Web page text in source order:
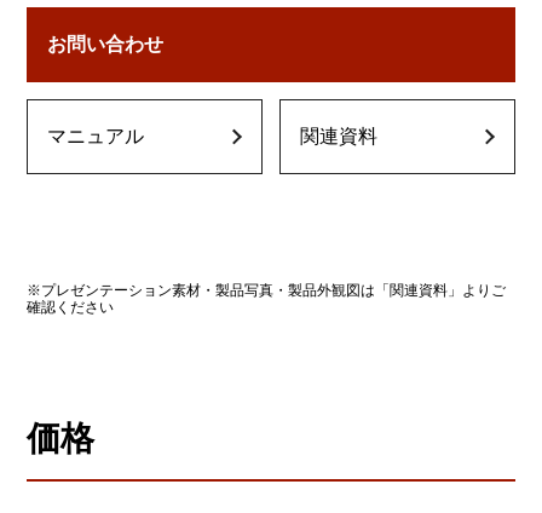
お問い合わせ
マニュアル 関連資料
※プレゼンテーション素材・製品写真・製品外観図は「関連資料」よりご
確認ください
価格